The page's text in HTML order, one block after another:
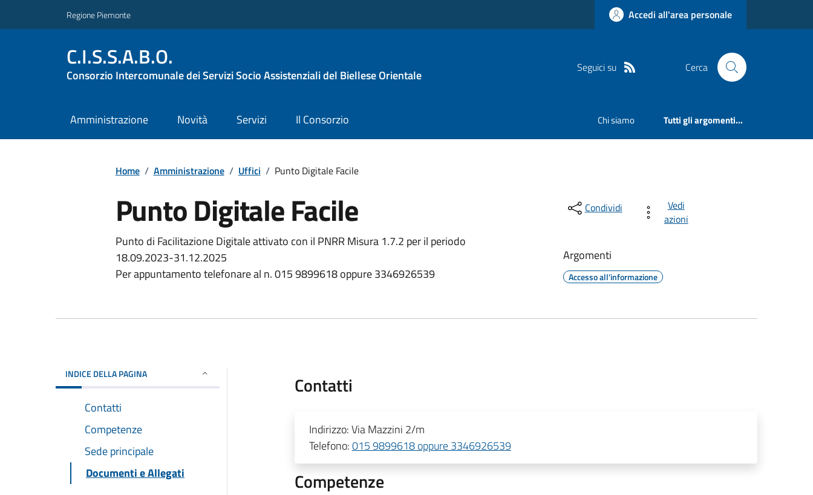
Regione Piemonte Accedi all'area personale
C.I.S.S.A.B.O.
Consorzio Intercomunale dei Servizi Socio Assistenziali del Biellese Orientale
Seguici su Cerca
Amministrazione Novità Servizi Il Consorzio Chi siamo Tutti gli argomenti...
Home / Amministrazione / Uffici / Punto Digitale Facile
Punto Digitale Facile
Punto di Facilitazione Digitale attivato con il PNRR Misura 1.7.2 per il periodo
18.09.2023-31.12.2025
Per appuntamento telefonare al n. 015 9899618 oppure 3346926539
Condividi
Vedi
azioni
Argomenti
Accesso all'informazione
INDICE DELLA PAGINA
Contatti
Competenze
Sede principale
Documenti e Allegati
Contatti
Indirizzo:Via Mazzini 2/m
Telefono:015 9899618 oppure 3346926539
Competenze